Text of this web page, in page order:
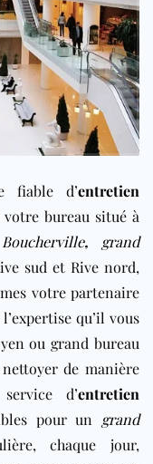
fiable d’entretien
bureau situé à
Boucherville, grand
sud et Rive nord,
votre partenaire
qu’il vous
ou grand bureau
de manière
d’entretien
pour un grand
chaque jour,